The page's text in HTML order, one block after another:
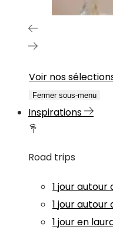
Voir nos
Fermer sous-menu
Inspirations
Road trips
1 jour autour
1 jour
1 jour en